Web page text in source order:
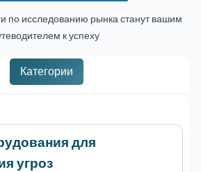
по исследованию рынка станут вашим
к успеху
Категории
для
угроз